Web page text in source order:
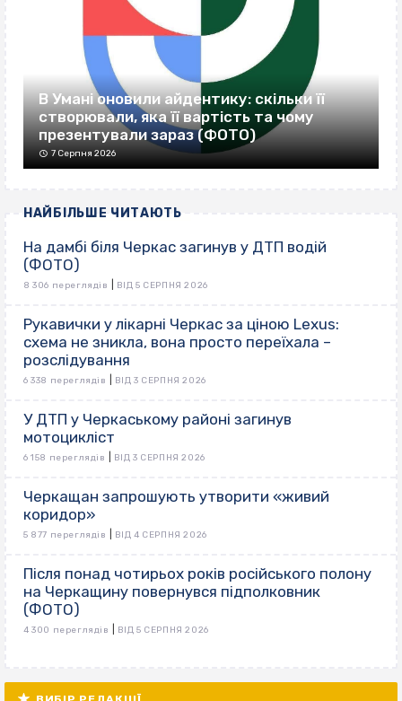
В Умані оновили айдентику: скільки її
створювали, яка її вартість та чому
презентували зараз (ФОТО)
7 Серпня 2026
НАЙБІЛЬШЕ ЧИТАЮТЬ
На дамбі біля Черкас загинув у ДТП водій
(ФОТО)
8 306 переглядів ВІД 5 СЕРПНЯ 2026
Рукавички у лікарні Черкас за ціною Lexus:
схема не зникла, вона просто переїхала –
розслідування
6 338 переглядів ВІД 3 СЕРПНЯ 2026
У ДТП у Черкаському районі загинув
мотоцикліст
6 158 переглядів ВІД 3 СЕРПНЯ 2026
Черкащан запрошують утворити «живий
коридор»
5 877 переглядів ВІД 4 СЕРПНЯ 2026
Після понад чотирьох років російського полону
на Черкащину повернувся підполковник
(ФОТО)
4 300 переглядів ВІД 5 СЕРПНЯ 2026